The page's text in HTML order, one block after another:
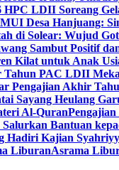
HPC LDII Soreang
Desa Hanjuang:
di Solear: Wujud
Sambut Positif
Kilat untuk Anak
PAC LDII
Pengajian Akhir
Sayang Heulang
Al-Quran
Bantuan
Kajian
LiburanAsrama